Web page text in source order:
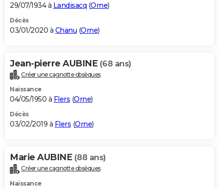
29/07/1934 à Landisacq (Orne)
Décès
03/01/2020 à Chanu (Orne)
Jean-pierre AUBINE (68 ans)
Créer une cagnotte obsèques
Naissance
04/05/1950 à Flers (Orne)
Décès
03/02/2019 à Flers (Orne)
Marie AUBINE (88 ans)
Créer une cagnotte obsèques
Naissance